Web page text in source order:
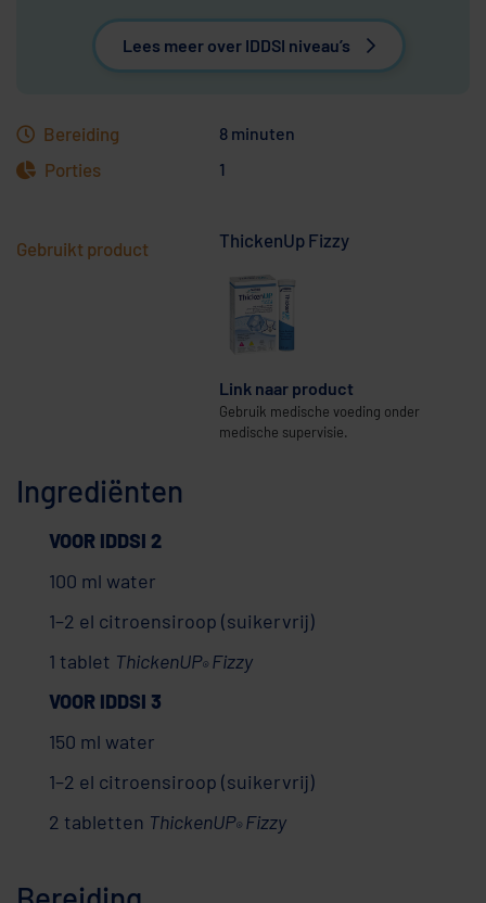
Ingrediënten
VOOR IDDSI 2
100 ml water
1–2 el citroensiroop (suikervrij)
1 tablet ThickenUP® Fizzy
VOOR IDDSI 3
150 ml water
1–2 el citroensiroop (suikervrij)
2 tabletten ThickenUP® Fizzy
Lees meer over IDDSI niveau’s
Bereiding 8 minuten
Porties 1
Gebruikt product ThickenUp Fizzy
Link naar product
Gebruik medische voeding onder
medische supervisie.